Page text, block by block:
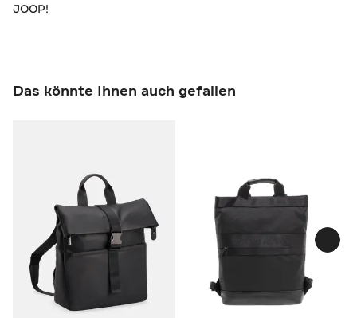
JOOP!
Das könnte Ihnen auch gefallen